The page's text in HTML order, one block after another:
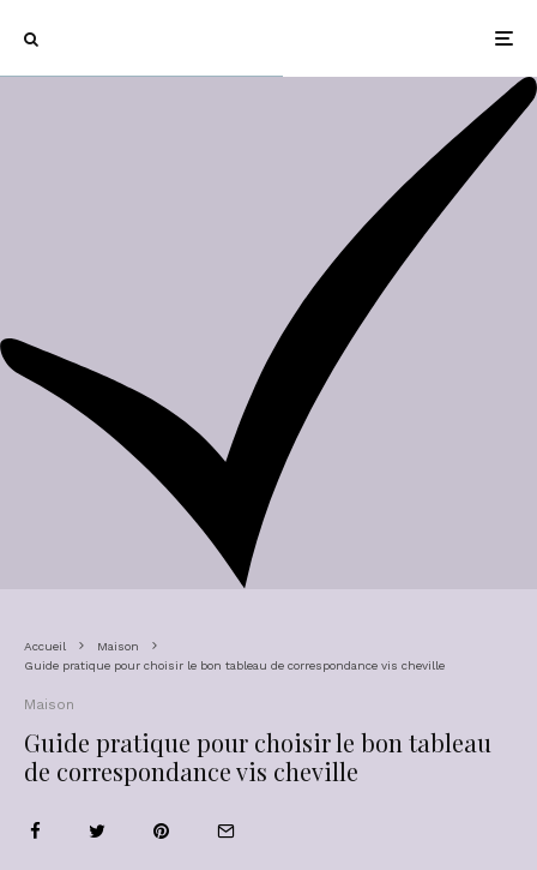
Accueil
Maison
Guide pratique pour choisir le bon tableau de correspondance vis cheville
Maison
Guide pratique pour choisir le bon tableau
de correspondance vis cheville